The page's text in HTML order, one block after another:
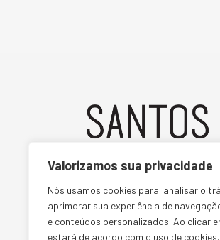
Valorizamos sua privacidade
Nós usamos cookies para analisar o
aprimorar sua experiência de
e conteúdos personalizados. Ao clicar
estará de acordo com o uso de cookies.
(11) 5067-1652